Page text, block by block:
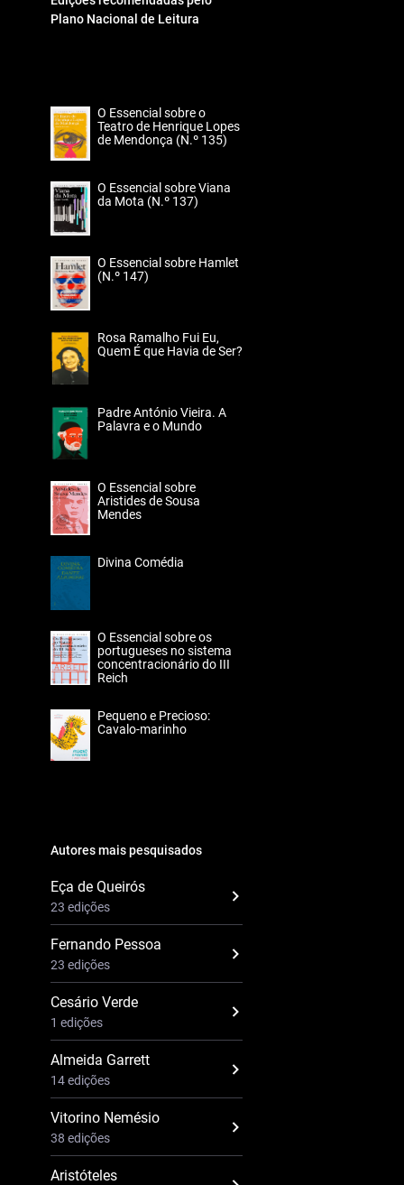
Plano Nacional de Leitura
O Essencial sobre o
Teatro de Henrique Lopes
de Mendonça (N.º 135)
O Essencial sobre Viana
da Mota (N.º 137)
O Essencial sobre Hamlet
(N.º 147)
Rosa Ramalho Fui Eu,
Quem É que Havia de Ser?
Padre António Vieira. A
Palavra e o Mundo
O Essencial sobre
Aristides de Sousa
Mendes
Divina Comédia
O Essencial sobre os
portugueses no sistema
concentracionário do III
Reich
Pequeno e Precioso:
Cavalo-marinho
Autores mais pesquisados
Eça de Queirós
23 edições
Fernando Pessoa
23 edições
Cesário Verde
1 edições
Almeida Garrett
14 edições
Vitorino Nemésio
38 edições
Aristóteles